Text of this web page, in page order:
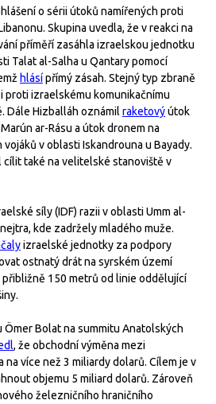
o sérii útoků namířených proti
Skupina uvedla, že v reakci na
příměří zasáhla izraelskou jednotku
Talat al-Salha u Qantary pomocí
hlásípřímý zásah. Stejný typ zbraně
proti izraelskému komunikačnímu
Dále Hizballáh oznámil raketovýútok
ar-Rásu a útok dronem na
v oblasti Iskandrouna u Bayady.
také na velitelské stanoviště v
síly (IDF) razii v oblasti Umm al-
kde zadržely mladého muže.
izraelské jednotky za podpory
ostnatý drát na syrském území
přibližně 150 metrů od linie oddělující
Bolat na summitu Anatolských
, že obchodní výměna mezi
na více než 3 miliardy dolarů. Cílem je v
objemu 5 miliard dolarů. Zároveň
železničního hraničního